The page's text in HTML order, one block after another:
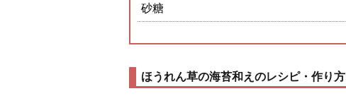
砂糖
ほうれん草の海苔和えのレシピ・作り方